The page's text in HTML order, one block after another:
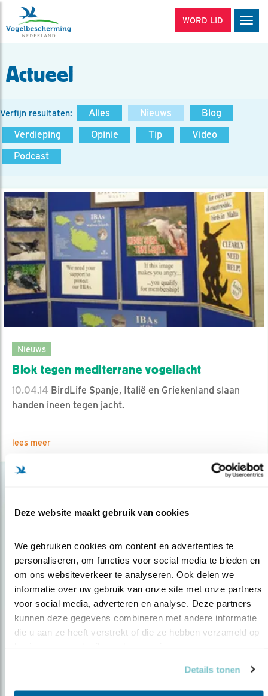
Deze website maakt gebruik van cookies
We gebruiken cookies om content en advertenties te
personaliseren, om functies voor social media te bieden en
om ons websiteverkeer te analyseren. Ook delen we
informatie over uw gebruik van onze site met onze partners
voor social media, adverteren en analyse. Deze partners
kunnen deze gegevens combineren met andere informatie
die u aan ze heeft verstrekt of die ze hebben verzameld op
Details tonen
WORD LID
Actueel
Verfijn resultaten: Alles Nieuws
Blog
Verdieping
Opinie Tip
Video
Podcast
Nieuws
Blok tegen mediterrane vogeljacht
10.04.14 BirdLife Spanje, Italië en Griekenland slaan
handen ineen tegen jacht.
lees meer
Op de hoogte blijven?
over vogels en activiteiten van Vogelbescherming.
AANMELDEN VOGELNIEUWS